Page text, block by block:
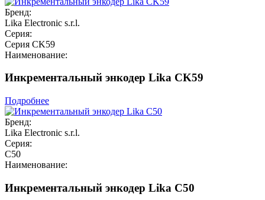
Бренд:
Lika Electronic s.r.l.
Серия:
Серия CK59
Наименование:
Инкрементальный энкодер Lika CK59
Подробнее
Бренд:
Lika Electronic s.r.l.
Серия:
C50
Наименование:
Инкрементальный энкодер Lika C50